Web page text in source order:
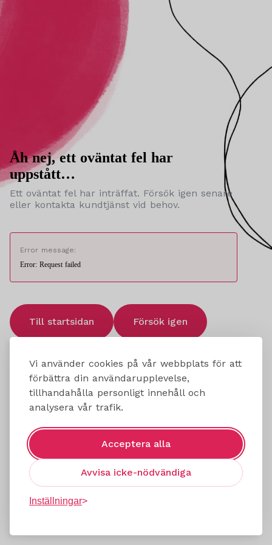
Vi använder cookies på vår webbplats för att
förbättra din användarupplevelse,
tillhandahålla personligt innehåll och
analysera vår trafik.
Acceptera alla
Avvisa icke-nödvändiga
Inställningar
Åh nej, ett oväntat fel har
uppstått…
Ett oväntat fel har inträffat. Försök igen senare
eller kontakta kundtjänst vid behov.
Error message:
Error: Request failed
Till startsidan Försök igen